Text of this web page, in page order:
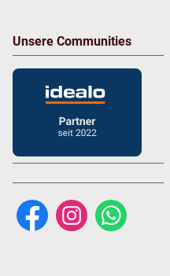
Unsere Communities